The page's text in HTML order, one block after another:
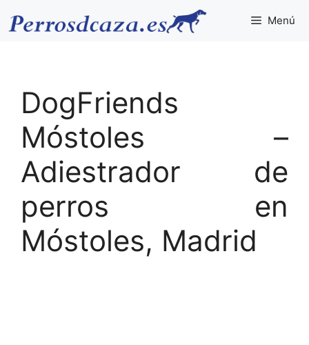
Menú
DogFriends
Móstoles –
Adiestrador de
perros en
Móstoles, Madrid